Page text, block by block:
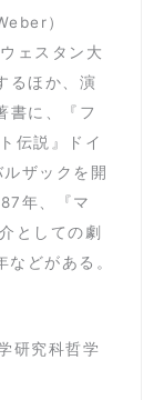
）
ェスタン大
るほか、演
書に、『フ
伝説』ドイ
ザックを開
年、『マ
としての劇
どがある。
研究科哲学